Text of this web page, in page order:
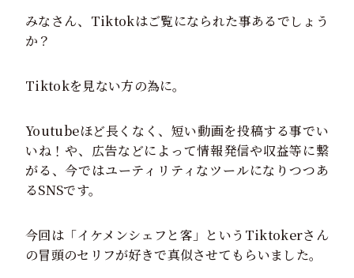
みなさん、Tiktokはご覧になられた事あるでしょう
か？
Tiktokを見ない方の為に。
Youtubeほど長くなく、短い動画を投稿する事でい
いね！や、広告などによって情報発信や収益等に繋
がる、今ではユーティリティなツールになりつつあ
るSNSです。
今回は「イケメンシェフと客」というTiktokerさん
の冒頭のセリフが好きで真似させてもらいました。